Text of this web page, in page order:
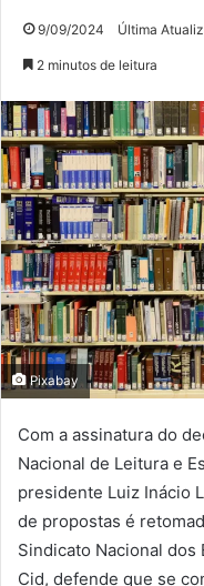
9/09/2024 Última
2 minutos de leitura
Pixabay
Com a assinatura do
Nacional de Leitura e
presidente Luiz Inácio
de propostas é
Sindicato Nacional dos
Cid, defende que se